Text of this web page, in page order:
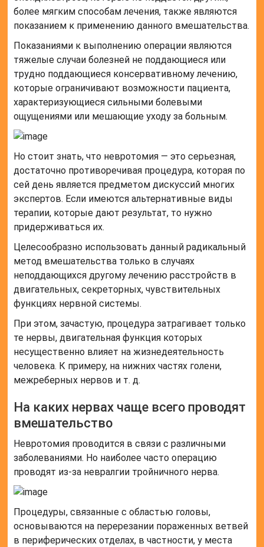
более мягким способам лечения, также являются
показанием к применению данного вмешательства.
Показаниями к выполнению операции являются
тяжелые случаи болезней не поддающиеся или
трудно поддающиеся консервативному лечению,
которые ограничивают возможности пациента,
характеризующиеся сильными болевыми
ощущениями или мешающие уходу за больным.
Но стоит знать, что невротомия — это серьезная,
достаточно противоречивая процедура, которая по
сей день является предметом дискуссий многих
экспертов. Если имеются альтернативные виды
терапии, которые дают результат, то нужно
придерживаться их.
Целесообразно использовать данный радикальный
метод вмешательства только в случаях
неподдающихся другому лечению расстройств в
двигательных, секреторных, чувствительных
функциях нервной системы.
При этом, зачастую, процедура затрагивает только
те нервы, двигательная функция которых
несущественно влияет на жизнедеятельность
человека. К примеру, на нижних частях голени,
межреберных нервов и т. д.
На каких нервах чаще всего проводят
вмешательство
Невротомия проводится в связи с различными
заболеваниями. Но наиболее часто операцию
проводят из-за невралгии тройничного нерва.
Процедуры, связанные с областью головы,
основываются на перерезании пораженных ветвей
в периферических отделах, в частности, у места